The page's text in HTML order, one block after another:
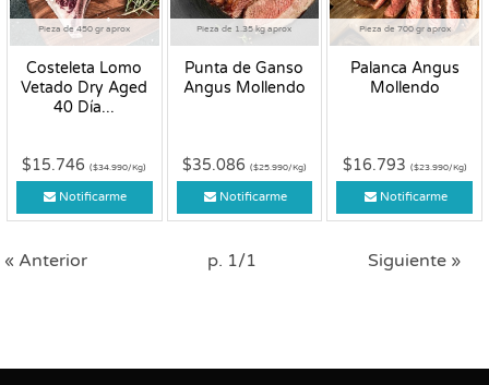
Pieza de 450 gr aprox
Costeleta Lomo
Vetado Dry Aged
40 Día...
$15.746($34.990/Kg)
Notificarme
Pieza de 1.35 kg aprox
Punta de Ganso
Angus Mollendo
$35.086 ($25.990/Kg)
Notificarme
Pieza de 700 gr aprox
Palanca Angus
Mollendo
$16.793 ($23.990/Kg)
Notificarme
« Anterior p. 1/1 Siguiente »